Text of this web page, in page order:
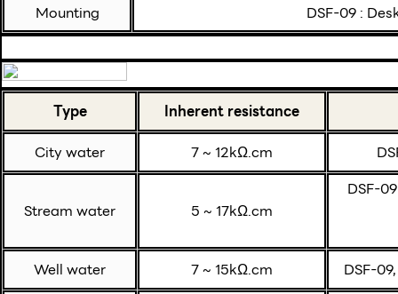
Mounting
DSF-09 :
Type
Inherent resistance
City water
7 ~ 12kΩ.cm
Stream water 5 ~ 17kΩ.cm
DSF-
Well water 7 ~ 15kΩ.cm DSF-